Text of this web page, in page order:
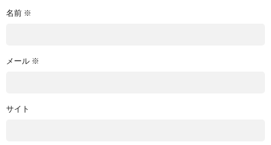
名前 ※
メール ※
サイト